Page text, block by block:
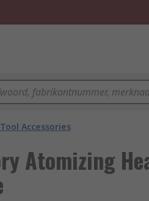
Accessories
Atomizing